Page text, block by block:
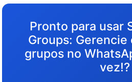
Pronto para usar
Groups:
grupos no
vez!?